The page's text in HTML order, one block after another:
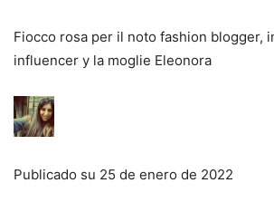
Fiocco rosa per il noto fashion blogger,
influencer y la moglie Eleonora
Publicado su 25 de enero de 2022